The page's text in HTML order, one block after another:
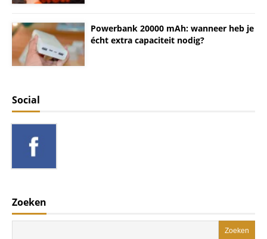
Powerbank 20000 mAh: wanneer heb je
écht extra capaciteit nodig?
Social
Zoeken